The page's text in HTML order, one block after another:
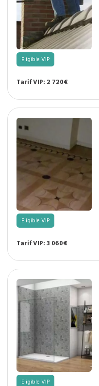
Eligible VIP
Tarif VIP: 2 720€
Eligible VIP
Tarif VIP: 3 060€
Eligible VIP